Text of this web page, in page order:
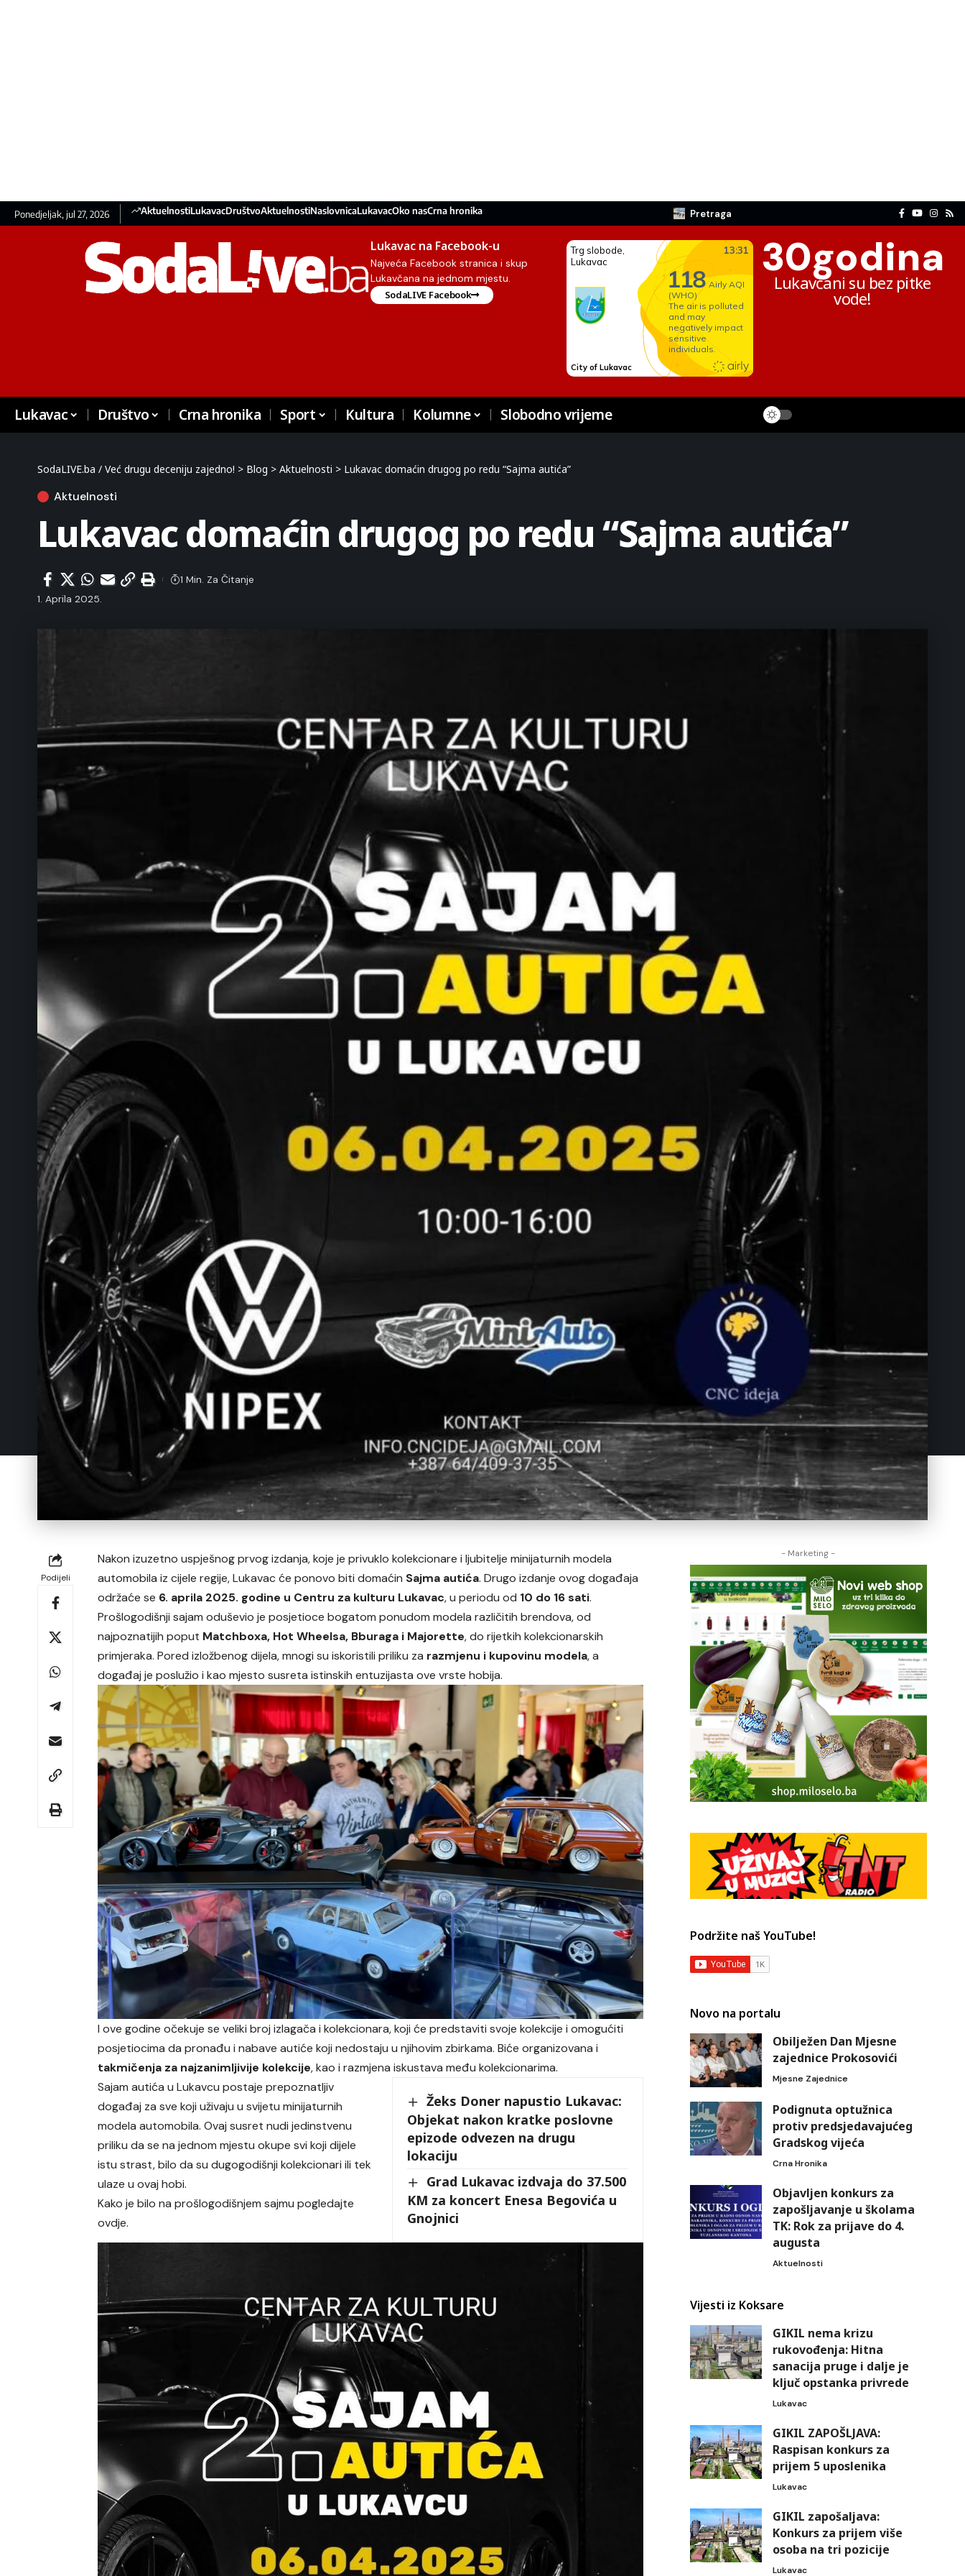
Ponedjeljak, jul 27, 2026 AktuelnostiLukavacDruštvoAktuelnostiNaslovnicaLukavacOko nasCrna hronika Pretraga
Lukavac na Facebook-u
Najveća Facebook stranica i skup
Lukavčana na jednom mjestu.
SodaLIVE Facebook
30godina
Lukavčani su bez pitke
vode!
Lukavac Društvo Crna hronika Sport Kultura Kolumne Slobodno vrijeme
SodaLIVE.ba / Već drugu deceniju zajedno! > Blog > Aktuelnosti > Lukavac domaćin drugog po redu “Sajma autića”
Aktuelnosti
Lukavac domaćin drugog po redu “Sajma autića”
1. Aprila 2025.
1 Min. Za Čitanje
Podijeli
Nakon izuzetno uspješnog prvog izdanja, koje je privuklo kolekcionare i ljubitelje minijaturnih modela
automobila iz cijele regije, Lukavac će ponovo biti domaćin Sajma autića. Drugo izdanje ovog događaja
održaće se 6. aprila 2025. godine u Centru za kulturu Lukavac, u periodu od 10 do 16 sati.
Prošlogodišnji sajam oduševio je posjetioce bogatom ponudom modela različitih brendova, od
najpoznatijih poput Matchboxa, Hot Wheelsa, Bburaga i Majorette, do rijetkih kolekcionarskih
primjeraka. Pored izložbenog dijela, mnogi su iskoristili priliku za razmjenu i kupovinu modela, a
događaj je poslužio i kao mjesto susreta istinskih entuzijasta ove vrste hobija.
I ove godine očekuje se veliki broj izlagača i kolekcionara, koji će predstaviti svoje kolekcije i omogućiti
posjetiocima da pronađu i nabave autiće koji nedostaju u njihovim zbirkama. Biće organizovana i
takmičenja za najzanimljivije kolekcije, kao i razmjena iskustava među kolekcionarima.
Žeks Doner napustio Lukavac:
Objekat nakon kratke poslovne
epizode odvezen na drugu
lokaciju
Grad Lukavac izdvaja do 37.500
KM za koncert Enesa Begovića u
Gnojnici
Sajam autića u Lukavcu postaje prepoznatljiv
događaj za sve koji uživaju u svijetu minijaturnih
modela automobila. Ovaj susret nudi jedinstvenu
priliku da se na jednom mjestu okupe svi koji dijele
istu strast, bilo da su dugogodišnji kolekcionari ili tek
ulaze u ovaj hobi.
Kako je bilo na prošlogodišnjem sajmu pogledajte
ovdje.
- Marketing -
Podržite naš YouTube!
Novo na portalu
Obilježen Dan Mjesne
zajednice Prokosovići
Mjesne Zajednice
Podignuta optužnica
protiv predsjedavajućeg
Gradskog vijeća
Crna Hronika
Objavljen konkurs za
zapošljavanje u školama
TK: Rok za prijave do 4.
augusta
Aktuelnosti
Vijesti iz Koksare
GIKIL nema krizu
rukovođenja: Hitna
sanacija pruge i dalje je
ključ opstanka privrede
Lukavac
GIKIL ZAPOŠLJAVA:
Raspisan konkurs za
prijem 5 uposlenika
Lukavac
GIKIL zapošaljava:
Konkurs za prijem više
osoba na tri pozicije
Lukavac